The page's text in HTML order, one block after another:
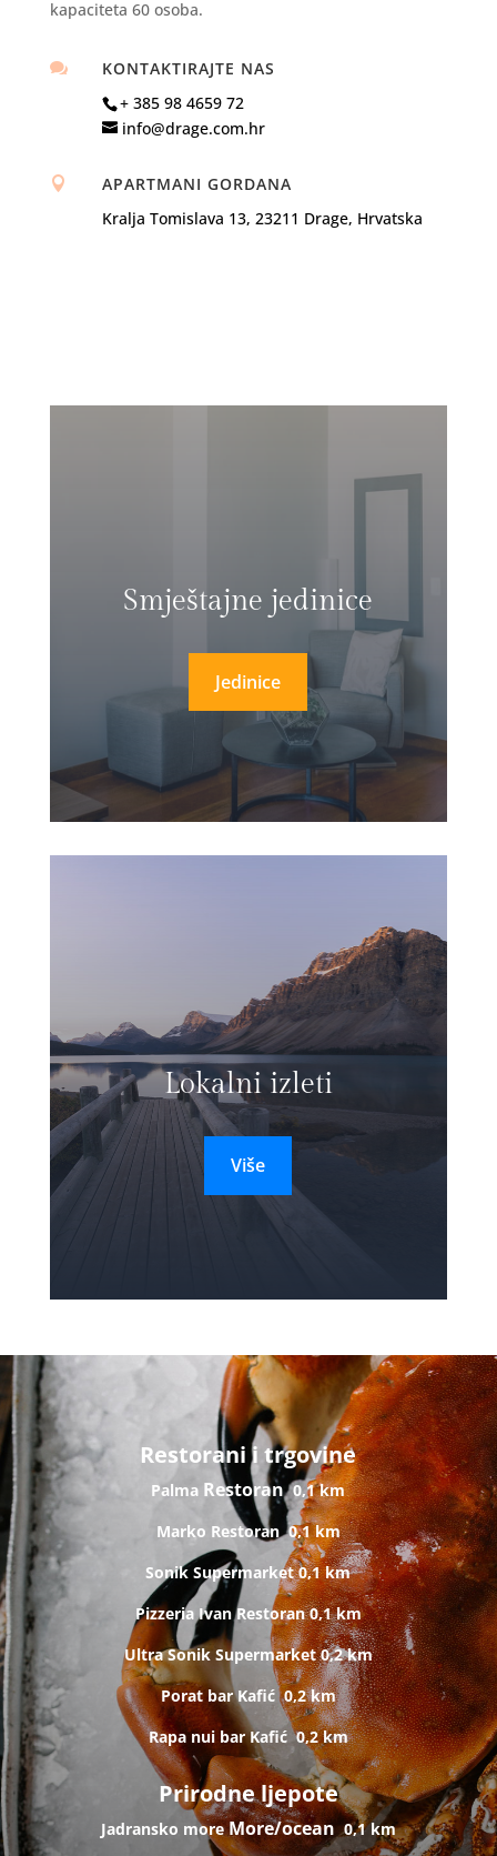
kapaciteta 60 osoba.

KONTAKTIRAJTE NAS
+ 385 98 4659 72
info@drage.com.hr

APARTMANI GORDANA
Kralja Tomislava 13, 23211 Drage, Hrvatska
Smještajne jedinice
Jedinice
Lokalni izleti
Više
Restorani i trgovine
Palma Restoran0,1 km
Marko Restoran0,1 km
SonikSupermarket0,1 km
Pizzeria IvanRestoran0,1 km
Ultra Sonik Supermarket0,2 km
Porat barKafić0,2 km
Rapa nui barKafić0,2 km
Prirodne ljepote
Jadransko moreMore/ocean0,1 km